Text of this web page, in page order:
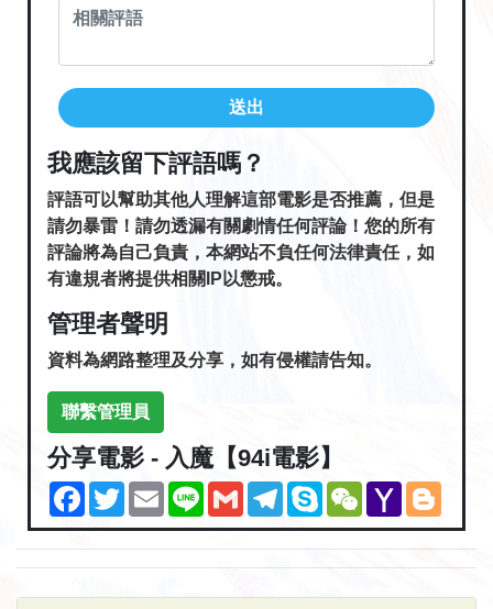
送出
我應該留下評語嗎？
評語可以幫助其他人理解這部電影是否推薦，但是
請勿暴雷！請勿透漏有關劇情任何評論！您的所有
評論將為自己負責，本網站不負任何法律責任，如
有違規者將提供相關IP以懲戒。
管理者聲明
資料為網路整理及分享，如有侵權請告知。
聯繫管理員
分享電影 - 入魔【94i電影】
Facebook
TwitterEmailLine GmailTelegramSkypeWeChatYahoo
Mail